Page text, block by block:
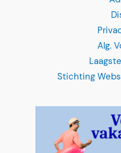
Alg.
Stichting